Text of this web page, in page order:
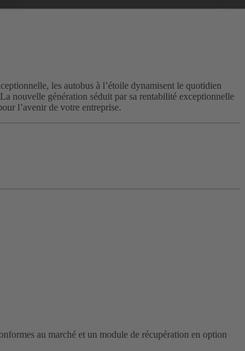
les autobus à l’étoile dynamisent le quotidien
nouvelle génération séduit par sa rentabilité exceptionnelle
l’avenir de votre entreprise.
au marché et un module de récupération en option